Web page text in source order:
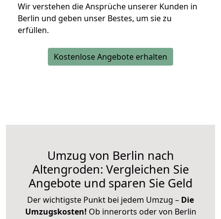
Wir verstehen die Ansprüche unserer Kunden in
Berlin und geben unser Bestes, um sie zu
erfüllen.
Kostenlose Angebote erhalten
Umzug von Berlin nach
Altengroden: Vergleichen Sie
Angebote und sparen Sie Geld
Der wichtigste Punkt bei jedem Umzug – Die
Umzugskosten! Ob innerorts oder von Berlin